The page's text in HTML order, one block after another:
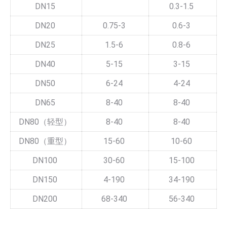
DN15
0.3-1.5
DN20
0.75-3
0.6-3
DN25
1.5-6
0.8-6
DN40
5-15
3-15
DN50
6-24
4-24
DN65
8-40
8-40
DN80（轻型）
8-40
8-40
DN80（重型）
15-60
10-60
DN100
30-60
15-100
DN150
4-190
34-190
DN200
68-340 56-340